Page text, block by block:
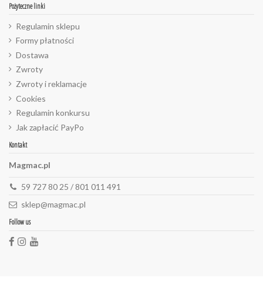
Pożyteczne linki
Regulamin sklepu
Formy płatności
Dostawa
Zwroty
Zwroty i reklamacje
Cookies
Regulamin konkursu
Jak zapłacić PayPo
Kontakt
Magmac.pl
59 727 80 25 / 801 011 491
sklep@magmac.pl
Follow us